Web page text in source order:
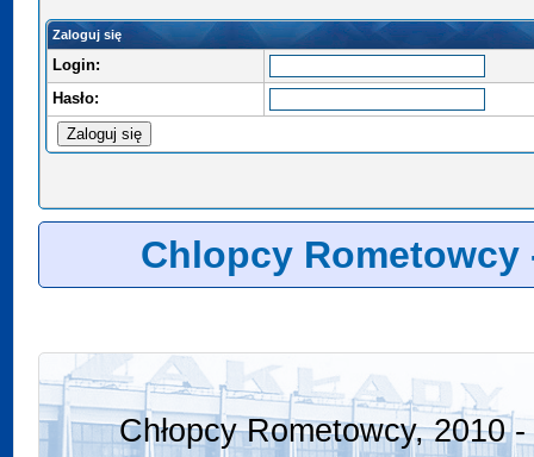
Zaloguj się
Login:
Hasło:
Chlopcy Rometowcy
Chłopcy Rometowcy, 2010